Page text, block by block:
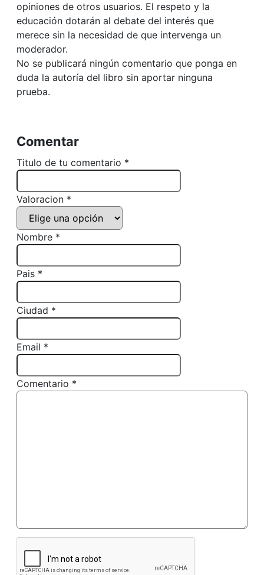
opiniones de otros usuarios. El respeto y la
educación dotarán al debate del interés que
merece sin la necesidad de que intervenga un
moderador.
No se publicará ningún comentario que ponga en
duda la autoría del libro sin aportar ninguna
prueba.
Comentar
Titulo de tu comentario *
Valoracion *
Nombre *
Pais *
Ciudad *
Email *
Comentario *